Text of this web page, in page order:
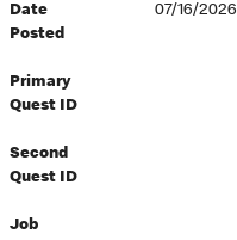
Date
Posted
07/16/2026
Primary
Quest ID
Second
Quest ID
Job